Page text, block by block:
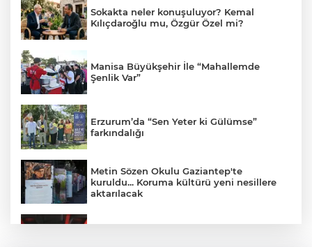
Sokakta neler konuşuluyor? Kemal
Kılıçdaroğlu mu, Özgür Özel mi?
Manisa Büyükşehir İle “Mahallemde
Şenlik Var”
Erzurum’da “Sen Yeter ki Gülümse”
farkındalığı
Metin Sözen Okulu Gaziantep'te
kuruldu... Koruma kültürü yeni nesillere
aktarılacak